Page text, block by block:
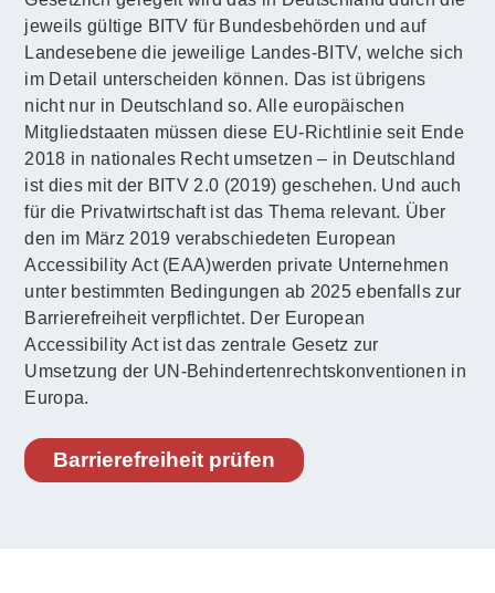
jeweils gültige BITV für Bundesbehörden und auf
Landesebene die jeweilige Landes-BITV, welche sich
im Detail unterscheiden können. Das ist übrigens
nicht nur in Deutschland so. Alle europäischen
Mitgliedstaaten müssen diese EU-Richtlinie seit Ende
2018 in nationales Recht umsetzen – in Deutschland
ist dies mit der BITV 2.0 (2019) geschehen. Und auch
für die Privatwirtschaft ist das Thema relevant. Über
den im März 2019 verabschiedeten European
Accessibility Act (EAA)werden private Unternehmen
unter bestimmten Bedingungen ab 2025 ebenfalls zur
Barrierefreiheit verpflichtet. Der European
Accessibility Act ist das zentrale Gesetz zur
Umsetzung der UN-Behindertenrechtskonventionen in
Europa.
Barrierefreiheit prüfen